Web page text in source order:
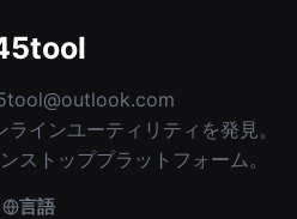
インユーティリティを発見。
ストッププラットフォーム。
言語